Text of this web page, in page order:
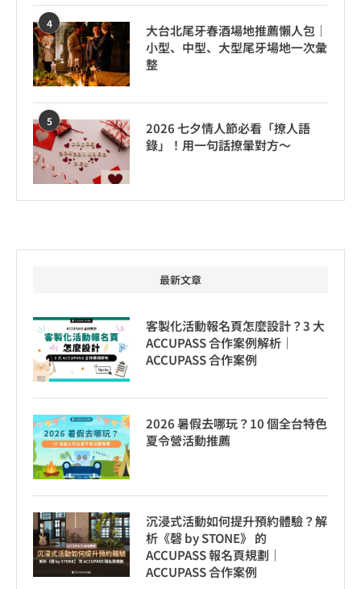
4
大台北尾牙春酒場地推薦懶人包｜
小型、中型、大型尾牙場地一次彙
整
5
2026 七夕情人節必看「撩人語
錄」！用一句話撩暈對方～
最新文章
客製化活動報名頁怎麼設計？3 大
ACCUPASS 合作案例解析｜
ACCUPASS 合作案例
2026 暑假去哪玩？10 個全台特色
夏令營活動推薦
沉浸式活動如何提升預約體驗？解
析《磬 by STONE》 的
ACCUPASS 報名頁規劃｜
ACCUPASS 合作案例